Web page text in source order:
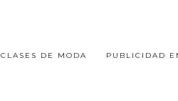
CLASES DE MODA PUBLICIDAD